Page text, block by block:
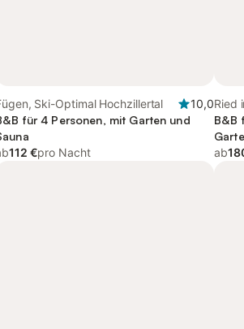
Ski-Optimal Hochzillertal
10,0
für 4 Personen, mit Garten und
112 €pro Nacht
Ried
B&B
ab